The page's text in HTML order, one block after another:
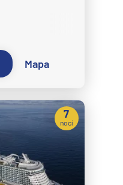
Mapa
7
nocí